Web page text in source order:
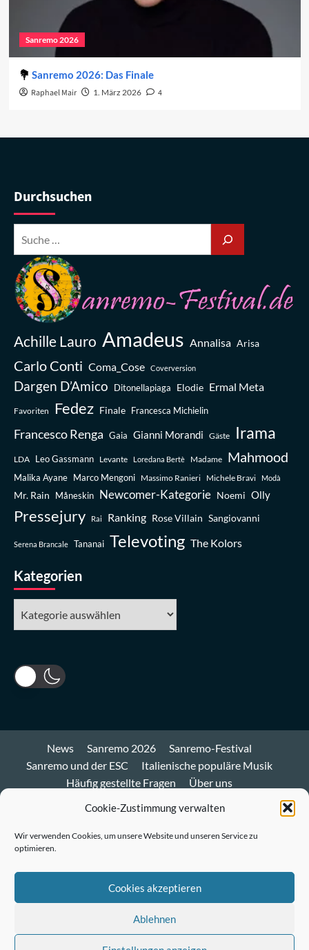
Cookie-Zustimmung verwalten
Wir verwenden Cookies, um unsere Website und unseren Service zu
optimieren.
Cookies akzeptieren
Ablehnen
Sanremo 2026
Sanremo 2026: Das Finale
Raphael Mair 1. März 2026 4
Durchsuchen
Achille Lauro Amadeus Annalisa Arisa
Carlo Conti Coma_Cose Coverversion
Dargen D’Amico Ditonellapiaga Elodie Ermal Meta
Favoriten Fedez Finale Francesca Michielin
Francesco Renga Gaia Gianni Morandi Gäste Irama
LDA Leo Gassmann Levante Loredana Bertè Madame Mahmood
Malika Ayane Marco Mengoni Massimo Ranieri Michele Bravi Modà
Mr. Rain Måneskin Newcomer-Kategorie Noemi Olly
Pressejury Rai Ranking Rose Villain Sangiovanni
Serena Brancale Tananai Televoting The Kolors
Kategorien
News Sanremo 2026
Sanremo-Festival
Sanremo und der ESC
Italienische populäre Musik
Häufig gestellte Fragen
Über uns
Mastodon
Twitter
LinkedIn